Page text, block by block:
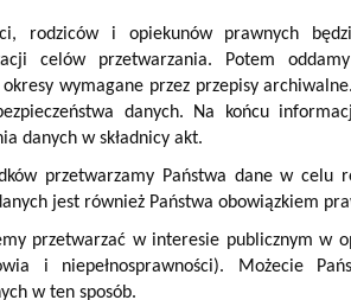
rodziców i opiekunów prawnych
celów przetwarzania. Potem
wymagane przez przepisy
danych. Na końcu
danych w składnicy akt.
przetwarzamy Państwa dane w celu
jest również Państwa obowiązkiem
przetwarzać w interesie publicznym w
i niepełnosprawności). Możecie
w ten sposób.